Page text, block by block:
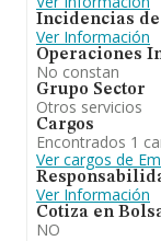
Incidencias
Ver Información
Operaciones
No constan
Grupo Sector
Otros servicios
Cargos
Encontrados 1
Ver cargos de
Ver Información
Cotiza en
NO